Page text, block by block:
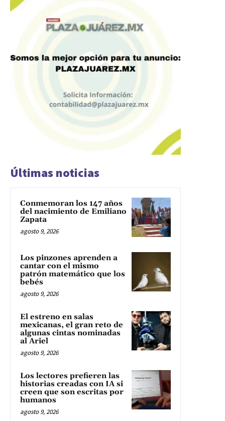
Últimas noticias
Conmemoran los 147 años
del nacimiento de Emiliano
Zapata
agosto 9, 2026
Los pinzones aprenden a
cantar con el mismo
patrón matemático que los
bebés
agosto 9, 2026
El estreno en salas
mexicanas, el gran reto de
algunas cintas nominadas
al Ariel
agosto 9, 2026
Los lectores prefieren las
historias creadas con IA si
creen que son escritas por
humanos
agosto 9, 2026